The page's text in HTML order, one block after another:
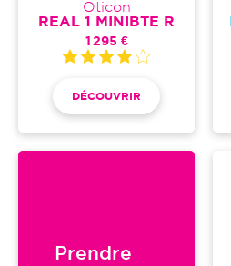
Oticon
REAL 1 MINIBTE R
1 295 €
DÉCOUVRIR
Prendre